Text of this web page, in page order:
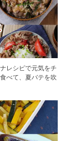
レシピで元気をチ
べて、夏バテを吹